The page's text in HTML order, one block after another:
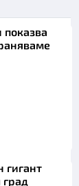
гигант
град